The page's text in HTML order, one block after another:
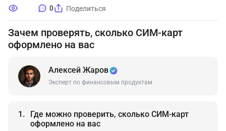
0 Поделиться
Зачем проверять, сколько СИМ-карт
оформлено на вас
Алексей Жаров
Эксперт по финансовым продуктам
Где можно проверить, сколько СИМ-карт
оформлено на вас